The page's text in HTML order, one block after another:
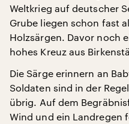
Weltkrieg auf deutscher
Grube liegen schon fast
Holzsärgen. Davor noch
hohes Kreuz aus
Die Särge erinnern an
Soldaten sind in der
übrig. Auf dem
Wind und ein Landregen